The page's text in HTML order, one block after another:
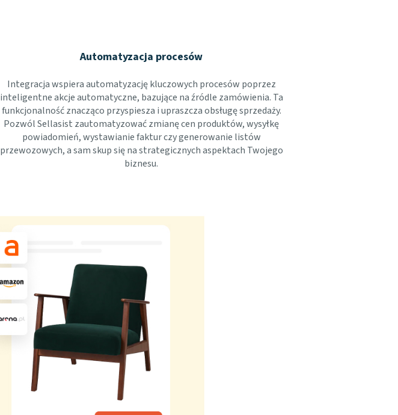
Automatyzacja procesów
Integracja wspiera automatyzację kluczowych procesów poprzez
inteligentne akcje automatyczne, bazujące na źródle zamówienia. Ta
funkcjonalność znacząco przyspiesza i upraszcza obsługę sprzedaży.
Pozwól Sellasist zautomatyzować zmianę cen produktów, wysyłkę
powiadomień, wystawianie faktur czy generowanie listów
przewozowych, a sam skup się na strategicznych aspektach Twojego
biznesu.